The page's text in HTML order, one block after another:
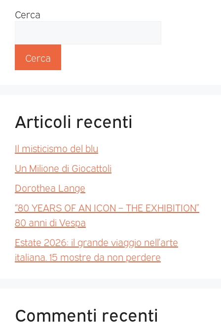
Cerca
Cerca
Articoli recenti
Il misticismo del blu
Un Milione di Giocattoli
Dorothea Lange
“80 YEARS OF AN ICON – THE EXHIBITION”
80 anni di Vespa
Estate 2026: il grande viaggio nell’arte
italiana. 15 mostre da non perdere
Commenti recenti